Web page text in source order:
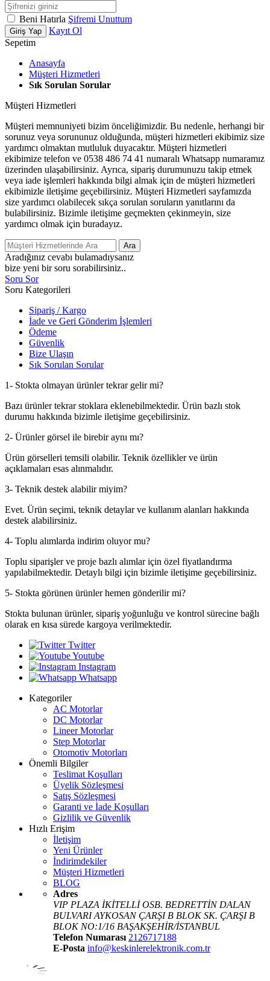
Beni Hatırla Şifremi Unuttum
Giriş Yap
Kayıt Ol
Sepetim
Anasayfa
Müşteri Hizmetleri
Sık Sorulan Sorular
Müşteri Hizmetleri
Müşteri memnuniyeti bizim önceliğimizdir. Bu nedenle, herhangi bir
sorunuz veya sorununuz olduğunda, müşteri hizmetleri ekibimiz size
yardımcı olmaktan mutluluk duyacaktır. Müşteri hizmetleri
ekibimize telefon ve 0538 486 74 41 numaralı Whatsapp numaramız
üzerinden ulaşabilirsiniz. Ayrıca, sipariş durumunuzu takip etmek
veya iade işlemleri hakkında bilgi almak için de müşteri hizmetleri
ekibimizle iletişime geçebilirsiniz. Müşteri Hizmetleri sayfamızda
size yardımcı olabilecek sıkça sorulan soruların yanıtlarını da
bulabilirsiniz. Bizimle iletişime geçmekten çekinmeyin, size
yardımcı olmak için buradayız.
Ara
Aradığınız cevabı bulamadıysanız
bize yeni bir soru sorabilirsiniz..
Soru Sor
Soru Kategorileri
Sipariş / Kargo
İade ve Geri Gönderim İşlemleri
Ödeme
Güvenlik
Bize Ulaşın
Sık Sorulan Sorular
1- Stokta olmayan ürünler tekrar gelir mi?
Bazı ürünler tekrar stoklara eklenebilmektedir. Ürün bazlı stok
durumu hakkında bizimle iletişime geçebilirsiniz.
2- Ürünler görsel ile birebir aynı mı?
Ürün görselleri temsili olabilir. Teknik özellikler ve ürün
açıklamaları esas alınmalıdır.
3- Teknik destek alabilir miyim?
Evet. Ürün seçimi, teknik detaylar ve kullanım alanları hakkında
destek alabilirsiniz.
4- Toplu alımlarda indirim oluyor mu?
Toplu siparişler ve proje bazlı alımlar için özel fiyatlandırma
yapılabilmektedir. Detaylı bilgi için bizimle iletişime geçebilirsiniz.
5- Stokta görünen ürünler hemen gönderilir mi?
Stokta bulunan ürünler, sipariş yoğunluğu ve kontrol sürecine bağlı
olarak en kısa sürede kargoya verilmektedir.
Twitter
Youtube
Instagram
Whatsapp
Kategoriler
AC Motorlar
DC Motorlar
Lineer Motorlar
Step Motorlar
Otomotiv Motorları
Önemli Bilgiler
Teslimat Koşulları
Üyelik Sözleşmesi
Satış Sözleşmesi
Garanti ve İade Koşulları
Gizlilik ve Güvenlik
Hızlı Erişim
İletişim
Yeni Ürünler
İndirimdekiler
Müşteri Hizmetleri
BLOG
Adres
VIP PLAZA İKİTELLİ OSB. BEDRETTİN DALAN
BULVARI AYKOSAN ÇARŞI B BLOK SK. ÇARŞI B
BLOK NO:1/16 BAŞAKŞEHİR/İSTANBUL
Telefon Numarası 2126717188
E-Posta info@keskinlerelektronik.com.tr